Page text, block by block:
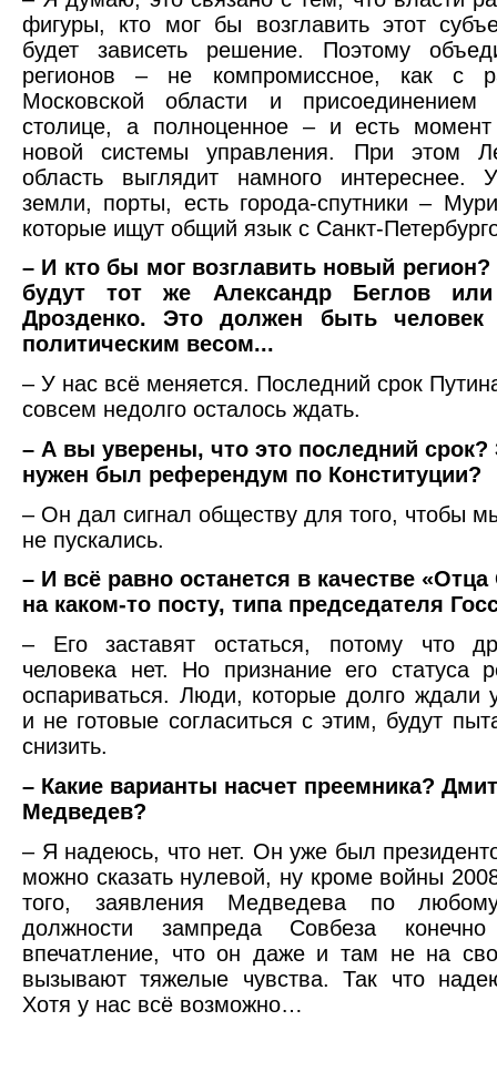
фигуры, кто мог бы возглавить этот
будет зависеть решение. Поэтому
регионов – не компромиссное, как с
Московской области и
столице, а полноценное – и есть
новой системы управления. При этом
область выглядит намного интереснее.
земли, порты, есть города-спутники –
которые ищут общий язык с Санкт-
– И кто бы мог возглавить новый
будут тот же Александр Беглов или
Дрозденко. Это должен быть
политическим весом...
– У нас всё меняется. Последний срок
совсем недолго осталось ждать.
– А вы уверены, что это последний срок?
нужен был референдум по Конституции?
– Он дал сигнал обществу для того, чтобы
не пускались.
– И всё равно останется в качестве «Отца
на каком-то посту, типа председателя
– Его заставят остаться, потому что
человека нет. Но признание его статуса
оспариваться. Люди, которые долго ждали
и не готовые согласиться с этим, будут
снизить.
– Какие варианты насчет преемника?
Медведев?
– Я надеюсь, что нет. Он уже был
можно сказать нулевой, ну кроме войны
того, заявления Медведева по
должности зампреда Совбеза конечно
впечатление, что он даже и там не на
вызывают тяжелые чувства. Так что
Хотя у нас всё возможно…